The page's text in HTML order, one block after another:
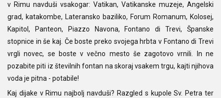
v Rimu navduši vsakogar: Vatikan, Vatikanske muzeje, Angelski
grad, katakombe, Lateransko baziliko, Forum Romanum, Kolosej,
Kapitol, Panteon, Piazzo Navona, Fontano di Trevi, Španske
stopnice in še kaj. Če boste preko svojega hrbta v Fontano di Trevi
vrgli novec, se boste v večno mesto še zagotovo vrnili. In ne
pozabite piti iz številnih fontan na skoraj vsakem trgu, kajti njihova
voda je pitna - potabile!
Kaj dijake v Rimu najbolj navduši? Razgled s kupole Sv. Petra ter